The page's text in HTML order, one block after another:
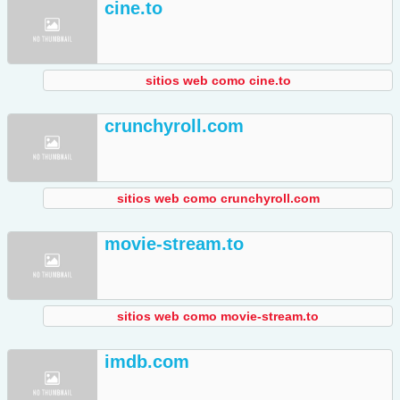
cine.to
sitios web como cine.to
crunchyroll.com
sitios web como crunchyroll.com
movie-stream.to
sitios web como movie-stream.to
imdb.com